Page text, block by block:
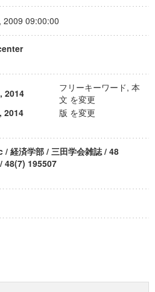
2009 09:00:00
2014
フリーキーワード, 本
文 を変更
2014
版 を変更
/ 経済学部 / 三田学会雑誌 / 48
48(7) 195507